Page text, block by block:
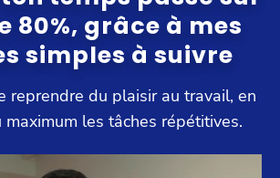
80%, grâce à mes
simples à suivre
reprendre du plaisir au travail, en
maximum les tâches répétitives.